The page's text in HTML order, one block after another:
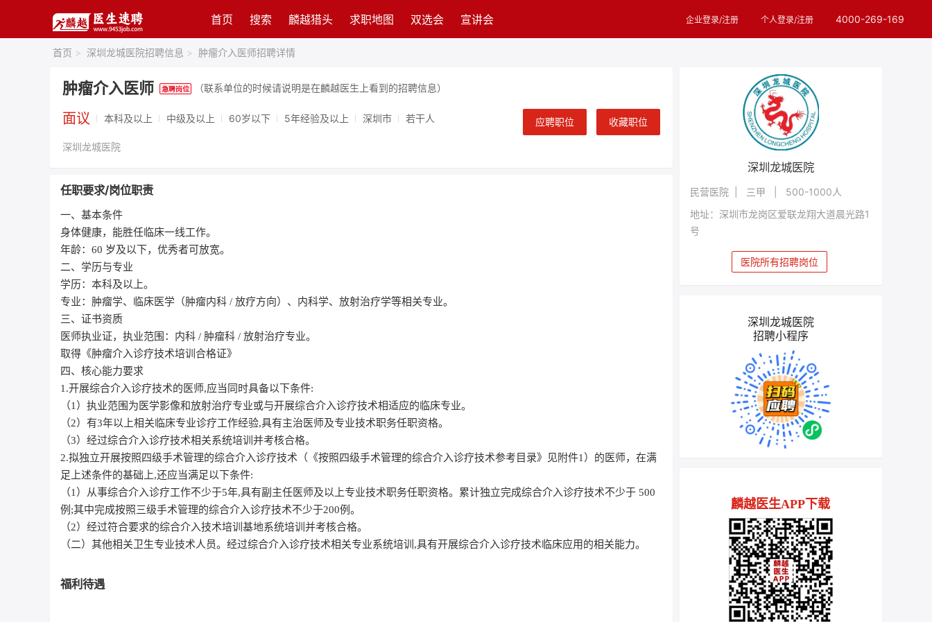
首页 搜索 麟越猎头 求职地图 双选会 宣讲会 企业登录/注册 个人登录/注册 4000-269-169
首页 > 深圳龙城医院招聘信息 > 肿瘤介入医师招聘详情
肿瘤介入医师 （联系单位的时候请说明是在麟越医生上看到的招聘信息）
面议 本科及以上 中级及以上 60岁以下 5年经验及以上 深圳市 若干人
深圳龙城医院
应聘职位 收藏职位
任职要求/岗位职责
一、基本条件
身体健康，能胜任临床一线工作。
年龄：60 岁及以下，优秀者可放宽。
二、学历与专业
学历：本科及以上。
专业：肿瘤学、临床医学（肿瘤内科 / 放疗方向）、内科学、放射治疗学等相关专业。
三、证书资质
医师执业证，执业范围：内科 / 肿瘤科 / 放射治疗专业。
取得《肿瘤介入诊疗技术培训合格证》
四、核心能力要求
1.开展综合介入诊疗技术的医师,应当同时具备以下条件:
（1）执业范围为医学影像和放射治疗专业或与开展综合介入诊疗技术相适应的临床专业。
（2）有3年以上相关临床专业诊疗工作经验,具有主治医师及专业技术职务任职资格。
（3）经过综合介入诊疗技术相关系统培训并考核合格。
2.拟独立开展按照四级手术管理的综合介入诊疗技术（《按照四级手术管理的综合介入诊疗技术参考目录》见附件1）的医师，在满
足上述条件的基础上,还应当满足以下条件:
（1）从事综合介入诊疗工作不少于5年,具有副主任医师及以上专业技术职务任职资格。累计独立完成综合介入诊疗技术不少于 500
例;其中完成按照三级手术管理的综合介入诊疗技术不少于200例。
（2）经过符合要求的综合介入技术培训基地系统培训并考核合格。
（二）其他相关卫生专业技术人员。经过综合介入诊疗技术相关专业系统培训,具有开展综合介入诊疗技术临床应用的相关能力。
福利待遇
深圳龙城医院
民营医院 | 三甲 | 500-1000人
地址：深圳市龙岗区爱联龙翔大道晨光路1
号
医院所有招聘岗位
深圳龙城医院
招聘小程序
麟越医生APP下载